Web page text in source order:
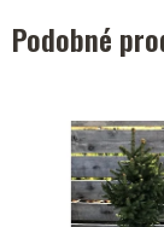
Podobné